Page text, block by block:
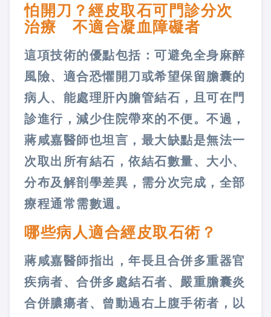
怕開刀？經皮取石可門診分次
治療 不適合凝血障礙者
這項技術的優點包括：可避免全身麻醉
風險、適合恐懼開刀或希望保留膽囊的
病人、能處理肝內膽管結石，且可在門
診進行，減少住院帶來的不便。不過，
蔣咸嘉醫師也坦言，最大缺點是無法一
次取出所有結石，依結石數量、大小、
分布及解剖學差異，需分次完成，全部
療程通常需數週。
哪些病人適合經皮取石術？
蔣咸嘉醫師指出，年長且合併多重器官
疾病者、合併多處結石者、嚴重膽囊炎
合併膿瘍者、曾動過右上腹手術者，以